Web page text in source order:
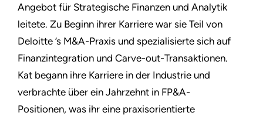
Angebot für Strategische Finanzen und Analytik
leitete. Zu Beginn ihrer Karriere war sie Teil von
Deloitte ’s M&A-Praxis und spezialisierte sich auf
Finanzintegration und Carve-out-Transaktionen.
Kat begann ihre Karriere in der Industrie und
verbrachte über ein Jahrzehnt in FP&A-
Positionen, was ihr eine praxisorientierte